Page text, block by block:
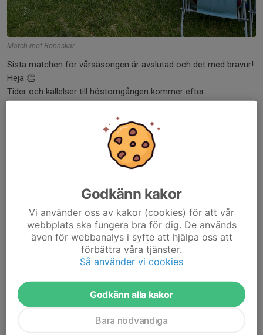
Match mot Rönnskär.
Sista matchen för vårsäsongen är avslutad och det med bravur!
Heja 👏
Tider och kallelser till höstomgången kommer efter
semestertider.
I morgon, måndag 22/6, kör vi en sista träning innan uppehåll. Vi
Match i regnet!
14 jun, 20:01 0 kommentarer
Godkänn kakor
Vi använder oss av kakor (cookies) för att vår
webbplats ska fungera bra för dig. De används
även för webbanalys i syfte att hjälpa oss att
förbättra våra tjänster.
Så använder vi cookies
Godkänn alla kakor
Bara nödvändiga